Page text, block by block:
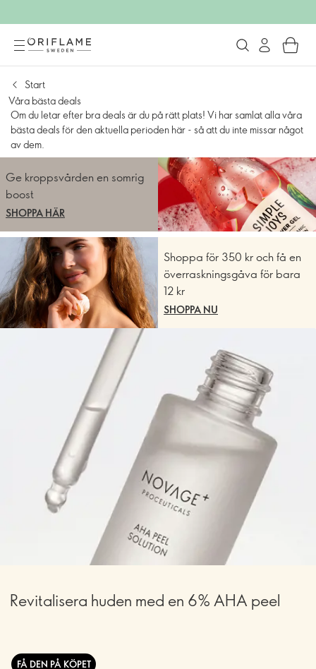
Start
Våra bästa deals
Om du letar efter bra deals är du på rätt plats! Vi har samlat alla våra
bästa deals för den aktuella perioden här - så att du inte missar något
av dem.
Upp till -70 % på nästan ALLT
T.O.M. 11/8
Ge kroppsvården en somrig
boost
SHOPPA HÄR
Shoppa för 350 kr och få en
överraskningsgåva för bara
12 kr
SHOPPA NU
Revitalisera huden med en 6% AHA peel
FÅ DEN PÅ KÖPET